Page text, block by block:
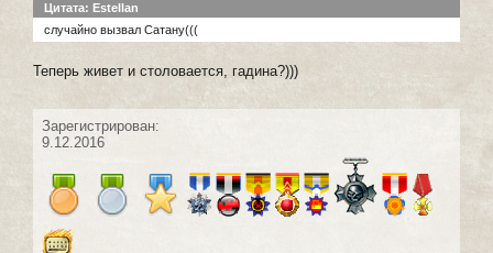
Цитата: Estellan
случайно вызвал Сатану(((
Теперь живет и столовается, гадина?)))
Зарегистрирован:
9.12.2016